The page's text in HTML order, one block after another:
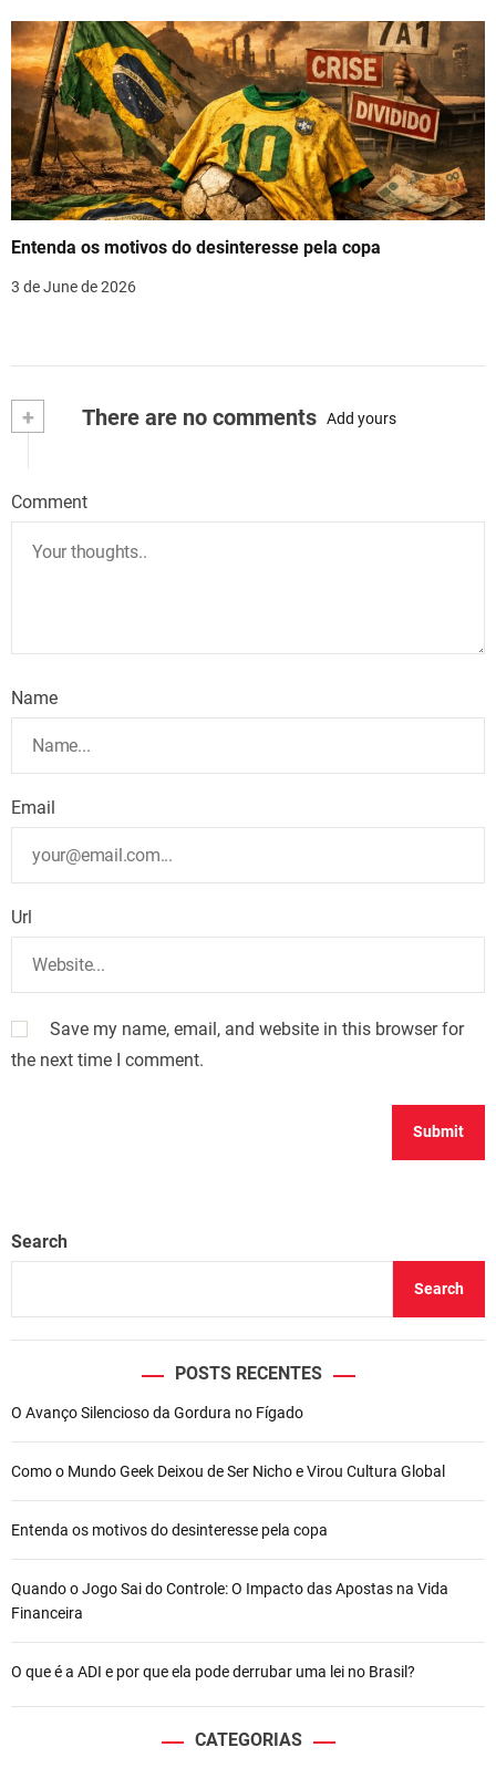
Entenda os motivos do desinteresse pela copa
3 de June de 2026
+ There are no comments Add yours
Comment
Name
Email
Url
Save my name, email, and website in this browser for
the next time I comment.
Search
Search
POSTS RECENTES
O Avanço Silencioso da Gordura no Fígado
Como o Mundo Geek Deixou de Ser Nicho e Virou Cultura Global
Entenda os motivos do desinteresse pela copa
Quando o Jogo Sai do Controle: O Impacto das Apostas na Vida
Financeira
O que é a ADI e por que ela pode derrubar uma lei no Brasil?
CATEGORIAS